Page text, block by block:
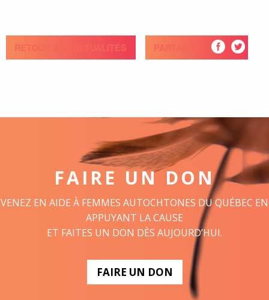
RETOUR AUX ACTUALITÉS PARTAGEZ
FAIRE UN DON
VENEZ EN AIDE À FEMMES AUTOCHTONES DU QUÉBEC EN
APPUYANT LA CAUSE
ET FAITES UN DON DÈS AUJOURD’HUI.
FAIRE UN DON